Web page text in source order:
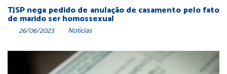
TJSP nega pedido de anulação de casamento pelo fato
de marido ser homossexual
26/06/2023 Notícias